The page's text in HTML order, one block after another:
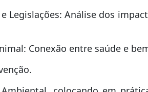
Legislações: Análise dos
Conexão entre saúde e